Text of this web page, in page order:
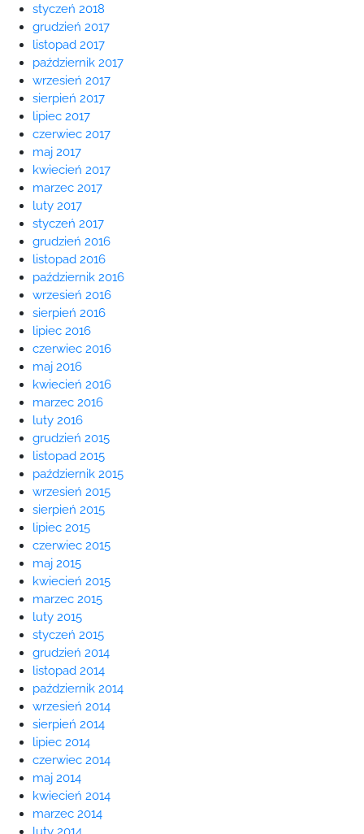
styczeń 2018
grudzień 2017
listopad 2017
październik 2017
wrzesień 2017
sierpień 2017
lipiec 2017
czerwiec 2017
maj 2017
kwiecień 2017
marzec 2017
luty 2017
styczeń 2017
grudzień 2016
listopad 2016
październik 2016
wrzesień 2016
sierpień 2016
lipiec 2016
czerwiec 2016
maj 2016
kwiecień 2016
marzec 2016
luty 2016
grudzień 2015
listopad 2015
październik 2015
wrzesień 2015
sierpień 2015
lipiec 2015
czerwiec 2015
maj 2015
kwiecień 2015
marzec 2015
luty 2015
styczeń 2015
grudzień 2014
listopad 2014
październik 2014
wrzesień 2014
sierpień 2014
lipiec 2014
czerwiec 2014
maj 2014
kwiecień 2014
marzec 2014